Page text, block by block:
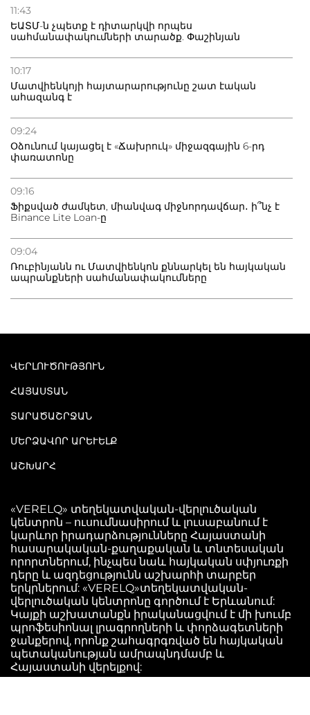
11:43
ԵԱՏՄ-ն չպետք է դիտարկվի որպես
սահմանափակումների տարածք. Փաշինյան
10:17
Մատվիենկոյի հայտարարությունը շատ էական
ահազանգ է
09:24
Օձունում կայացել է «Ճախրուկ» միջազգային 6-րդ
փառատոնը
09:16
Ֆիքսված ժամկետ, միանվագ միջնորդավճար․ ի՞նչ է
Binance Lite Loan-ը
09:04
Ռուբինյանն ու Մատվիենկոն քննարկել են հայկական
ապրանքների սահմանափակումները
ՎԵՐԼՈՒԾՈՒԹՅՈՒՆ
ՀԱՅԱՍՏԱՆ
ՏԱՐԱԾԱՇՐՋԱՆ
ՄԵՐՁԱՎՈՐ ԱՐԵՒԵԼՔ
ԱՇԽԱՐՀ
«VERELQ» տեղեկատվական-վերլուծական
կենտրոն – ուսումնասիրում և լուսաբանում է
կարևոր իրադարձությունները Հայաստանի
հասարակական-քաղաքական և տնտեսական
որորտներում, ինչպես նաև հայկական սփյուռքի
դերը և ազդեցությունն աշխարհի տարբեր
երկրներում: «VERELQ»տեղեկատվական-
վերլուծական կենտրոնը գործում է Երևանում:
Կայքի աշխատանքն իրականացվում է մի խումբ
պրոֆեսիոնալ լրագրողների և փորձագետների
ջանքերով, որոնք շահագրգռված են հայկական
պետականության ամրապնդմամբ և
Հայաստանի վերելքով: